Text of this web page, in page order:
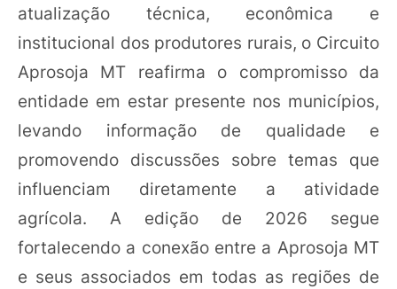
atualização técnica, econômica e
institucional dos produtores rurais, o Circuito
Aprosoja MT reafirma o compromisso da
entidade em estar presente nos municípios,
levando informação de qualidade e
promovendo discussões sobre temas que
influenciam diretamente a atividade
agrícola. A edição de 2026 segue
fortalecendo a conexão entre a Aprosoja MT
e seus associados em todas as regiões de